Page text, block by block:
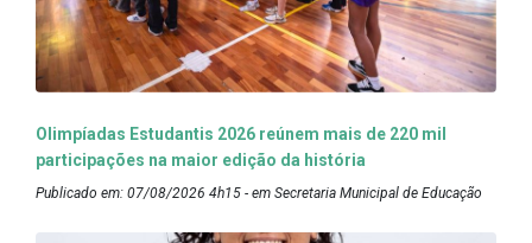
Olimpíadas Estudantis 2026 reúnem mais de 220 mil
participações na maior edição da história
Publicado em: 07/08/2026 4h15 - em Secretaria Municipal de Educação